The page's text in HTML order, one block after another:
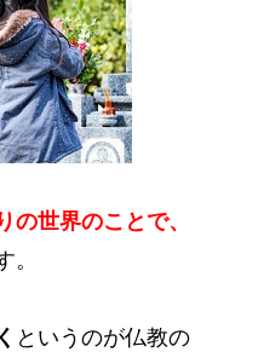
の世界のことで、
。
というのが仏教の